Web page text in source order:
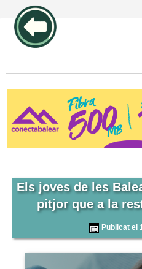
Els joves de les
pitjor que a la
Publicat el